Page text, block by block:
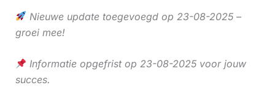
Nieuwe update toegevoegd op 23-08-2025 –
groei mee!
Informatie opgefrist op 23-08-2025 voor jouw
succes.